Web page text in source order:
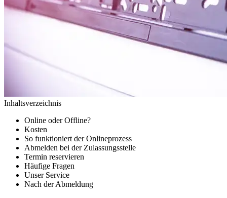
Inhaltsverzeichnis
Online oder Offline?
Kosten
So funktioniert der Onlineprozess
Abmelden bei der Zulassungsstelle
Termin reservieren
Häufige Fragen
Unser Service
Nach der Abmeldung